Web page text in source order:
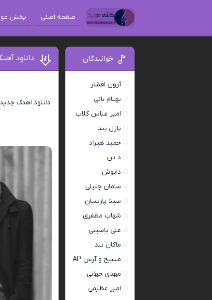
صفحه اصلی پخش
دانلود
دانلود اهنگ
خوانندگان
آرون افشار
بهنام بانی
امیر عباس گلاب
پازل بند
حمید هیراد
د دن
دانوش
سامان جلیلی
سینا پارسیان
شهاب مظفری
علی یاسینی
ماکان بند
مسیح و آرش AP
مهدی جهانی
امیر عظیمی